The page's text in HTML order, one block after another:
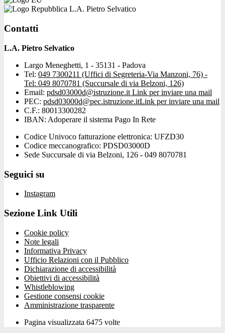
L.A. Pietro Selvatico
Contatti
L.A. Pietro Selvatico
Largo Meneghetti, 1 - 35131 - Padova
Tel: 049 7300211 (Uffici di Segreteria-Via Manzoni, 76) -
Tel: 049 8070781 (Succursale di via Belzoni, 126)
Email: pdsd03000d@istruzione.it Link per inviare una mail
PEC: pdsd03000d@pec.istruzione.itLink per inviare una mail
C.F.: 80013300282
IBAN: Adoperare il sistema Pago In Rete
Codice Univoco fatturazione elettronica: UFZD30
Codice meccanografico: PDSD03000D
Sede Succursale di via Belzoni, 126 - 049 8070781
Seguici su
Instagram
Sezione Link Utili
Cookie policy
Note legali
Informativa Privacy
Ufficio Relazioni con il Pubblico
Dichiarazione di accessibilità
Obiettivi di accessibilità
Whistleblowing
Gestione consensi cookie
Amministrazione trasparente
Pagina visualizzata 6475 volte